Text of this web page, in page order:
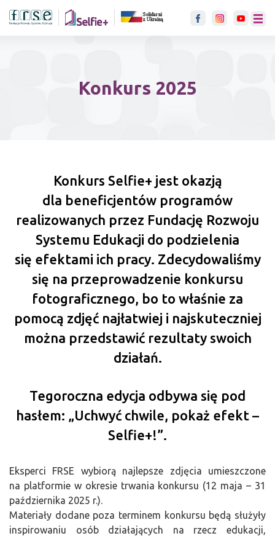
link otwiera się w nowje
menu
Konkurs 2025
Konkurs Selfie+ jest okazją
dla beneficjentów programów
realizowanych przez Fundację Rozwoju
Systemu Edukacji do podzielenia
się efektami ich pracy. Zdecydowaliśmy
się na przeprowadzenie konkursu
fotograficznego, bo to właśnie za
pomocą zdjęć najłatwiej i najskuteczniej
można przedstawić rezultaty swoich
działań.
Tegoroczna edycja odbywa się pod
hasłem: „Uchwyć chwile, pokaż efekt –
Selfie+!”.
Eksperci FRSE wybiorą najlepsze zdjęcia umieszczone
na platformie w okresie trwania konkursu (12 maja – 31
października 2025 r.).
Materiały dodane poza terminem konkursu będą służyły
inspirowaniu osób działających na rzecz edukacji,